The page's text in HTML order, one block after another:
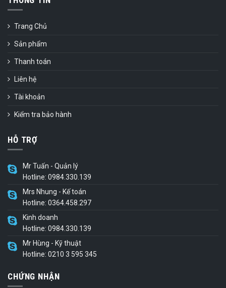
Trang Chủ
Sản phẩm
Thanh toán
Liên hệ
Tài khoản
Kiểm tra bảo hành
HỖ TRỢ
Mr Tuấn - Quản lý
Hotline: 0984.330.139
Mrs Nhung - Kế toán
Hotline: 0364.458.297
Kinh doanh
Hotline: 0984.330.139
Mr Hùng - Kỹ thuật
Hotline: 0210 3 595 345
CHỨNG NHẬN